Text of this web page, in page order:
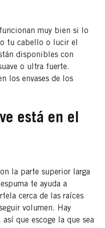
muy bien si lo
tu cabello o lucir el
disponibles con
o ultra fuerte.
los envases de los
está en el
la parte superior larga
te ayuda a
cerca de las raíces
volumen. Hay
que escoge la que sea